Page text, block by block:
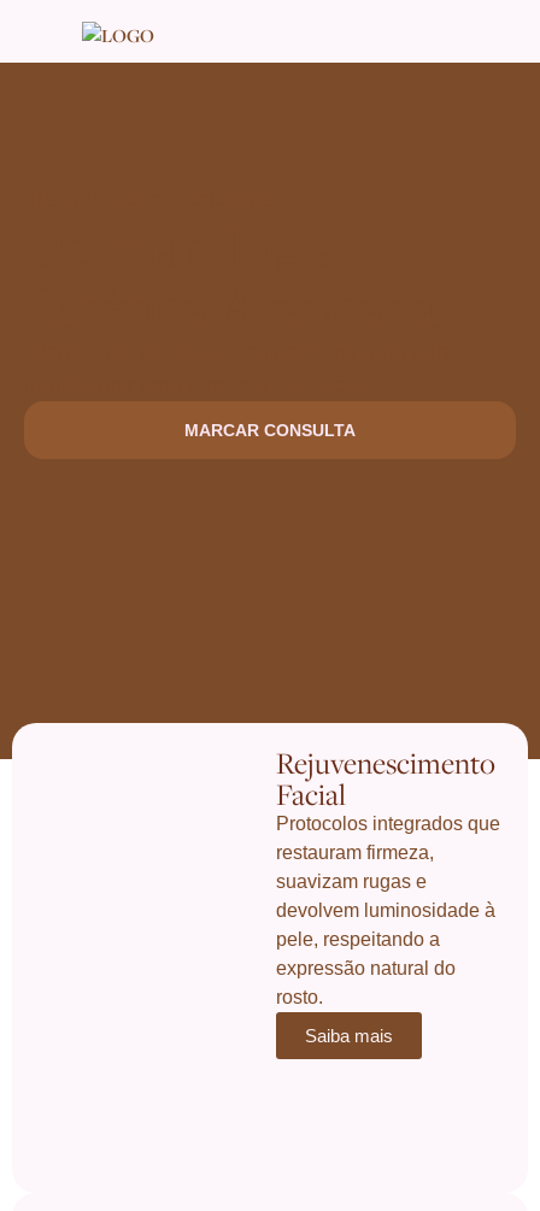
MARCAR CONSULTA
Rejuvenescimento
Facial
Protocolos integrados que
restauram firmeza,
suavizam rugas e
devolvem luminosidade à
pele, respeitando a
expressão natural do
rosto.
Saiba mais